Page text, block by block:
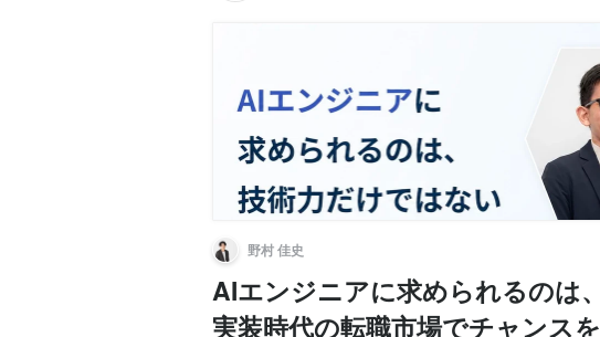
野村 佳史
AIエンジニアに求められるのは
実装時代の転職市場でチャンス